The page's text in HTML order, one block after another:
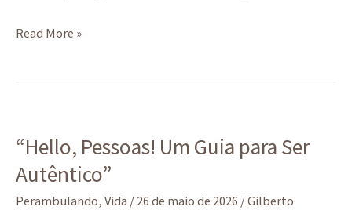
Read More »
“Hello, Pessoas! Um Guia para Ser
Autêntico”
Perambulando, Vida / 26 de maio de 2026 /Gilberto
Pessoas!
Um
Guia